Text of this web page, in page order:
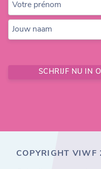
Votre prénom
Jouw naam
SCHRIJF NU IN
COPYRIGHT VIWF